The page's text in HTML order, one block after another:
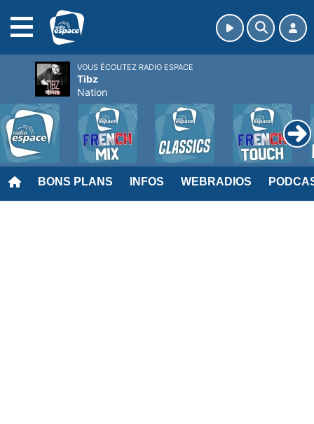
BONS PLANS INFOS WEBRADIOS
VOUS ÉCOUTEZ RADIO ESPACE
Tibz
Nation